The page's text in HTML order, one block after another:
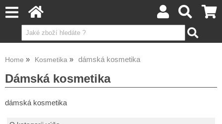
Home Kosmetika dámská kosmetika
Dámská kosmetika
dámská kosmetika